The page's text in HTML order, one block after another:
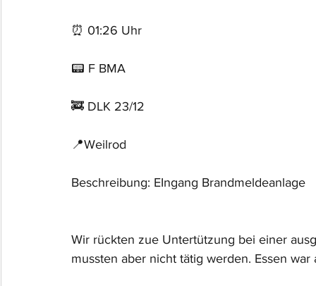
⏰ 01:26 Uhr
📟 F BMA
🚒 DLK 23/12
📍Weilrod
Beschreibung: EIngang Brandmeldeanlage
Wir rückten zue Untertützung bei einer
mussten aber nicht tätig werden. Essen